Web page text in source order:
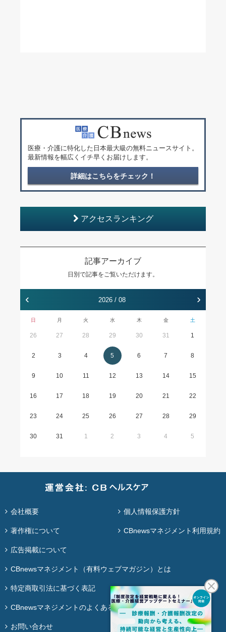
医療・介護に特化した日本最大級の無料ニュースサイト。
最新情報を幅広くイチ早くお届けします。
詳細はこちらをチェック！
アクセスランキング
記事アーカイブ
日別で記事をご覧いただけます。
‹ 2026 / 08 ›
日 月 火 水 木 金 土
26 27 28 29 30 31 1
2 3 4 5 6 7 8
9 10 11 12 13 14 15
16 17 18 19 20 21 22
23 24 25 26 27 28 29
30 31 1 2 3 4 5
会社概要 個人情報保護方針
著作権について CBnewsマネジメント利用規約
広告掲載について
CBnewsマネジメント（有料ウェブマガジン）とは
特定商取引法に基づく表記
CBnewsマネジメントのよくある質問
お問い合わせ